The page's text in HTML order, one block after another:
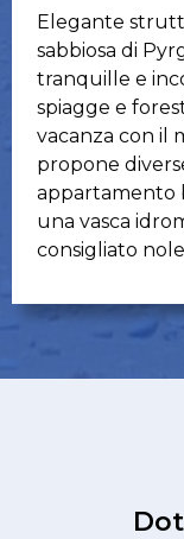
Elegante
sabbiosa di
tranquille e
spiagge e
vacanza con il
propone
appartamento
una vasca
consigliato